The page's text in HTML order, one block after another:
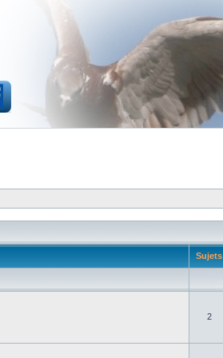
Sujets
2